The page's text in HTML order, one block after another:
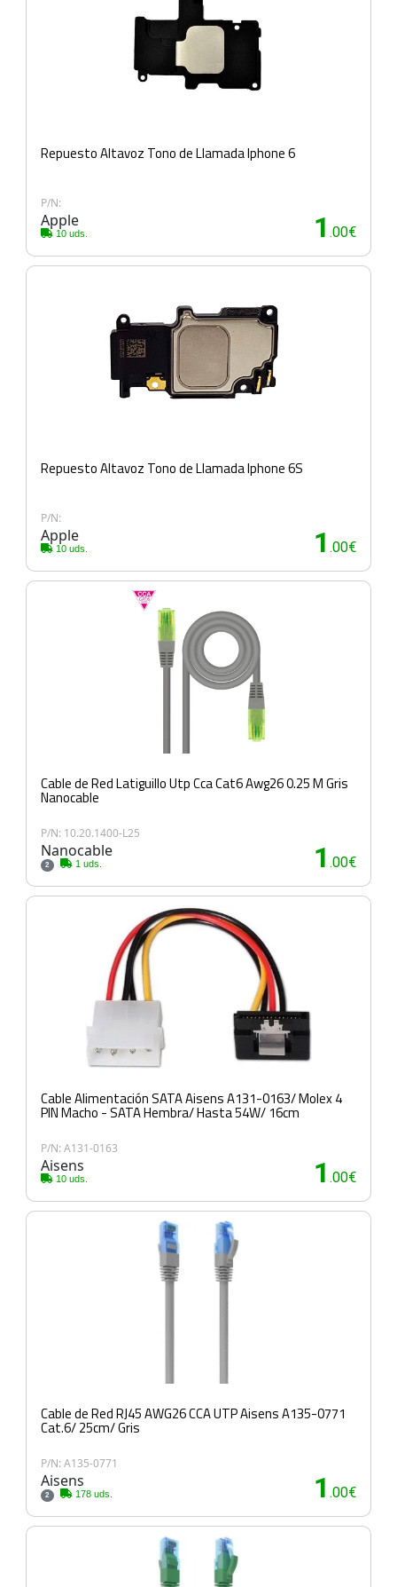
Repuesto Altavoz Tono de Llamada Iphone 6
P/N:
Apple
10 uds. 1 .00€
Repuesto Altavoz Tono de Llamada Iphone 6S
P/N:
Apple
10 uds. 1 .00€
Cable de Red Latiguillo Utp Cca Cat6 Awg26 0.25 M Gris
Nanocable
P/N: 10.20.1400-L25
Nanocable
2 1 uds. 1 .00€
Cable Alimentación SATA Aisens A131-0163/ Molex 4
PIN Macho - SATA Hembra/ Hasta 54W/ 16cm
P/N: A131-0163
Aisens
10 uds. 1 .00€
Cable de Red RJ45 AWG26 CCA UTP Aisens A135-0771
Cat.6/ 25cm/ Gris
P/N: A135-0771
Aisens
2 178 uds. 1 .00€